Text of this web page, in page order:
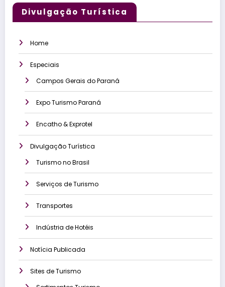
Divulgação Turística
Home
Especiais
Campos Gerais do Paraná
Expo Turismo Paraná
Encatho & Exprotel
Divulgação Turística
Turismo no Brasil
Serviços de Turismo
Transportes
Indústria de Hotéis
Notícia Publicada
Sites de Turismo